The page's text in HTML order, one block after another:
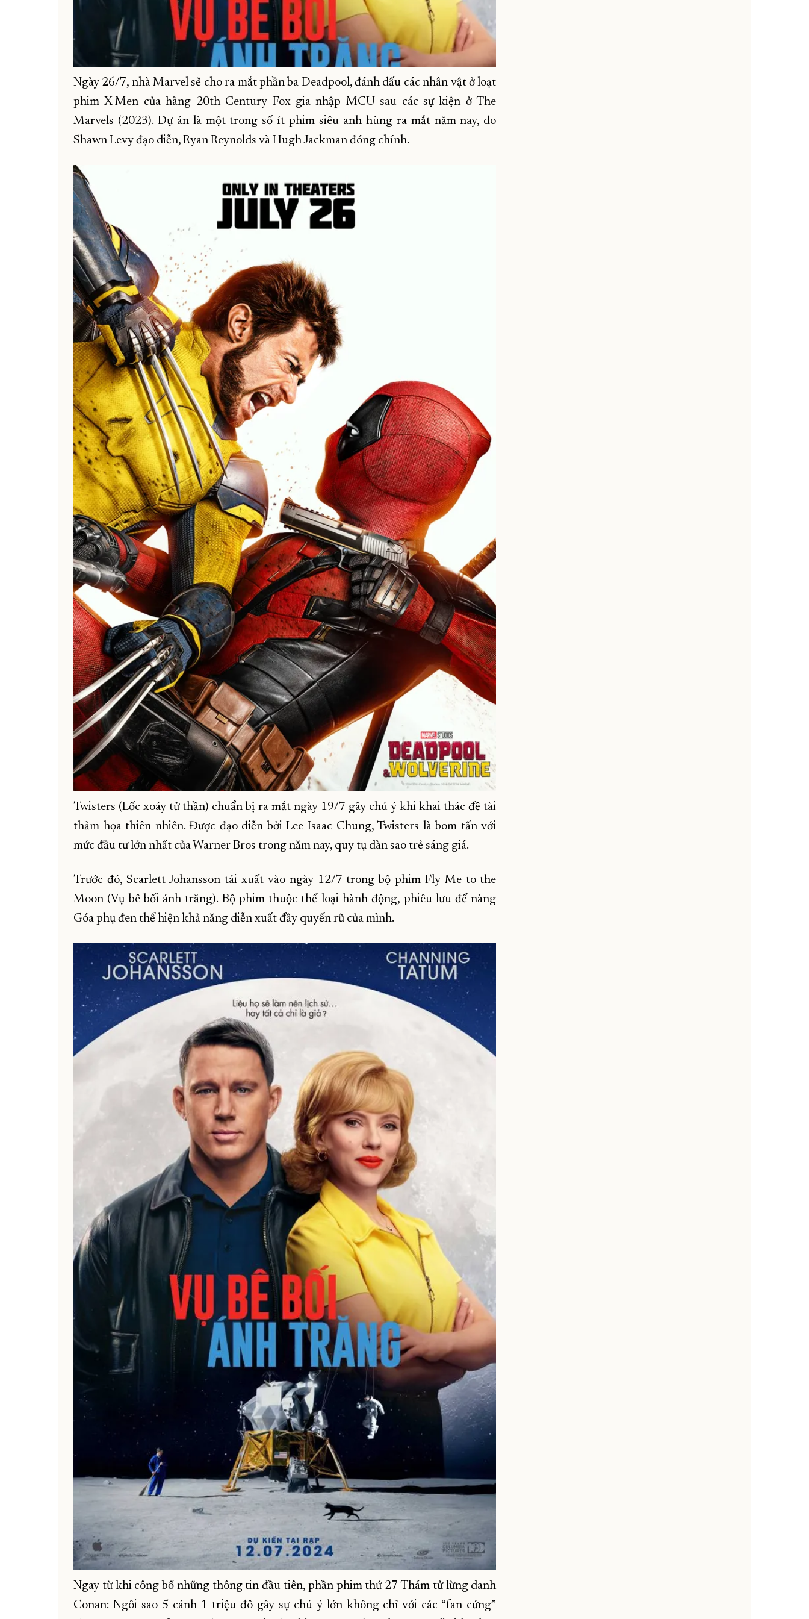
Ngày 26/7, nhà Marvel sẽ cho ra mắt phần ba Deadpool, đánh dấu các nhân vật ở loạt
phim X-Men của hãng 20th Century Fox gia nhập MCU sau các sự kiện ở The
Marvels (2023). Dự án là một trong số ít phim siêu anh hùng ra mắt năm nay, do
Shawn Levy đạo diễn, Ryan Reynolds và Hugh Jackman đóng chính.
Twisters (Lốc xoáy tử thần) chuẩn bị ra mắt ngày 19/7 gây chú ý khi khai thác đề tài
thảm họa thiên nhiên. Được đạo diễn bởi Lee Isaac Chung, Twisters là bom tấn với
mức đầu tư lớn nhất của Warner Bros trong năm nay, quy tụ dàn sao trẻ sáng giá.
Trước đó, Scarlett Johansson tái xuất vào ngày 12/7 trong bộ phim Fly Me to the
Moon (Vụ bê bối ánh trăng). Bộ phim thuộc thể loại hành động, phiêu lưu để nàng
Góa phụ đen thể hiện khả năng diễn xuất đầy quyến rũ của mình.
Ngay từ khi công bố những thông tin đầu tiên, phần phim thứ 27 Thám tử lừng danh
Conan: Ngôi sao 5 cánh 1 triệu đô gây sự chú ý lớn không chỉ với các “fan cứng”